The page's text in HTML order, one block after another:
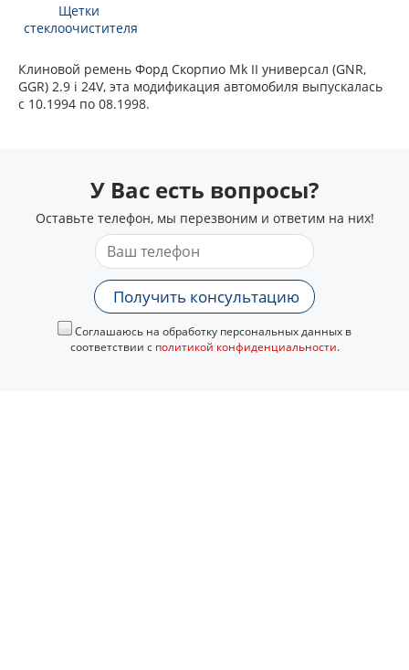
Щетки
стеклоочистителя
Клиновой ремень Форд Скорпио Mk II универсал (GNR,
GGR) 2.9 i 24V, эта модификация автомобиля выпускалась
с 10.1994 по 08.1998.
У Вас есть вопросы?
Оставьте телефон, мы перезвоним и ответим на них!
Получить консультацию
Соглашаюсь на обработку персональных данных в
соответствии с политикой конфиденциальности.